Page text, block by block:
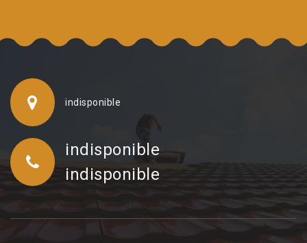
indisponible
indisponible
indisponible